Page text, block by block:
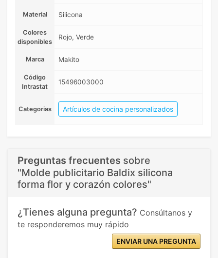
Material Silicona
Colores
disponibles
Rojo, Verde
Marca Makito
Código
Intrastat
15496003000
Categorias Artículos de cocina personalizados
Preguntas frecuentes sobre
"Molde publicitario Baldix silicona
forma flor y corazón colores"
¿Tienes alguna pregunta? Consúltanos y
te responderemos muy rápido
ENVIAR UNA PREGUNTA